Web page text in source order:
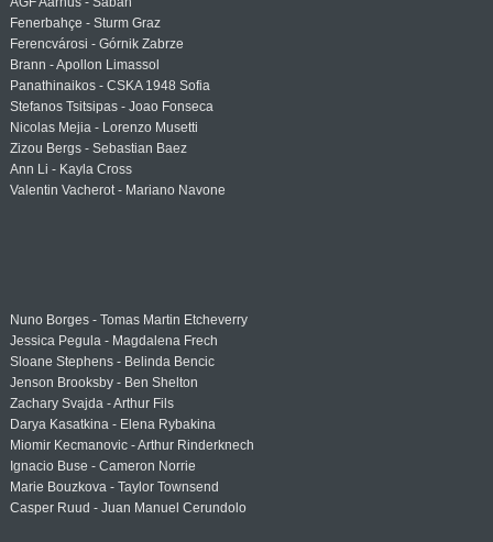
Fenerbahçe - Sturm Graz
Ferencvárosi - Górnik Zabrze
Brann - Apollon Limassol
Panathinaikos - CSKA 1948 Sofia
Stefanos Tsitsipas - Joao Fonseca
Nicolas Mejia - Lorenzo Musetti
Zizou Bergs - Sebastian Baez
Ann Li - Kayla Cross
Valentin Vacherot - Mariano Navone
Nuno Borges - Tomas Martin Etcheverry
Jessica Pegula - Magdalena Frech
Sloane Stephens - Belinda Bencic
Jenson Brooksby - Ben Shelton
Zachary Svajda - Arthur Fils
Darya Kasatkina - Elena Rybakina
Miomir Kecmanovic - Arthur Rinderknech
Ignacio Buse - Cameron Norrie
Marie Bouzkova - Taylor Townsend
Casper Ruud - Juan Manuel Cerundolo